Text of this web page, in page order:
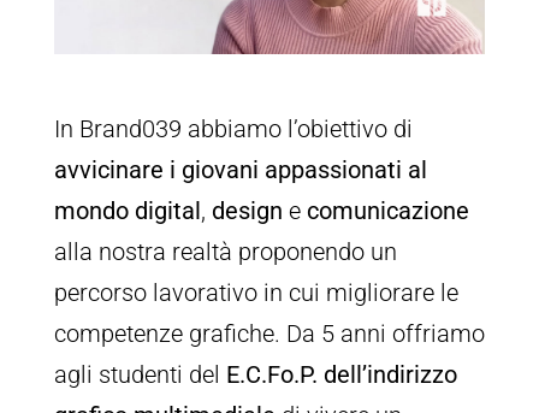
In Brand039 abbiamo l’obiettivo di
avvicinare i giovani appassionati al
mondo digital, design e comunicazione
alla nostra realtà proponendo un
percorso lavorativo in cui migliorare le
competenze grafiche. Da 5 anni offriamo
agli studenti del E.C.Fo.P. dell’indirizzo